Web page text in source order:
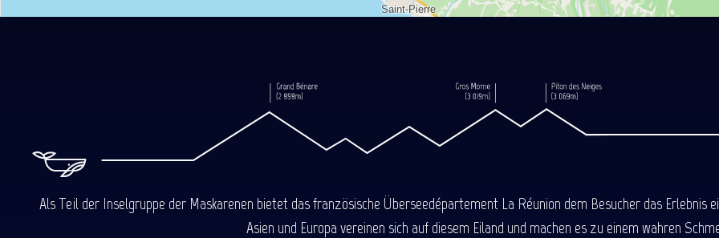
Als Teil der Inselgruppe der Maskarenen bietet das französische Überseedépartement La Réunion dem Besucher das Erlebnis
Asien und Europa vereinen sich auf diesem Eiland und machen es zu einem wahren